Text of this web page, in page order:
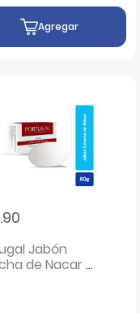
Agregar
Jabón
de Nacar -